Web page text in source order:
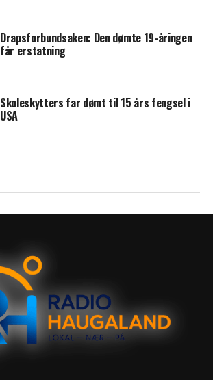
Drapsforbundsaken: Den dømte 19-åringen
får erstatning
Skoleskytters far dømt til 15 års fengsel i
USA